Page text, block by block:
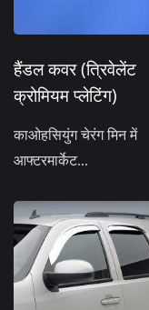
हैंडल कवर (त्रिवेलेंट
क्रोमियम प्लेटिंग)
काओहसियुंग चेरंग मिन में
आफ्टरमार्केट...